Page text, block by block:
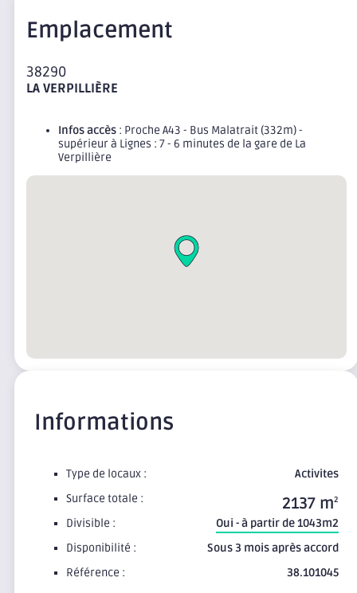
Emplacement
38290
LA VERPILLIÈRE
Infos accès : Proche A43 - Bus Malatrait (332m) -
supérieur à Lignes : 7 - 6 minutes de la gare de La
Verpillière
Informations
Type de locaux :
Activites
Surface totale :
2137 m2
Divisible :
Oui - à partir de 1043m2
Disponibilité :
Sous 3 mois après accord
Référence :
38.101045